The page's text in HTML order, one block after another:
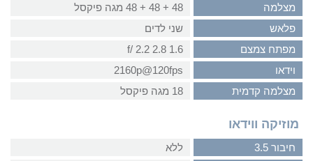
מצלמה
48 + 48 + 48 מגה פיקסל
פלאש
שני לדים
מפתח צמצם
1.6 2.8 2.2 /f
וידאו
2160p@120fps
מצלמה קדמית
18 מגה פיקסל
מוזיקה ווידאו
חיבור 3.5
ללא